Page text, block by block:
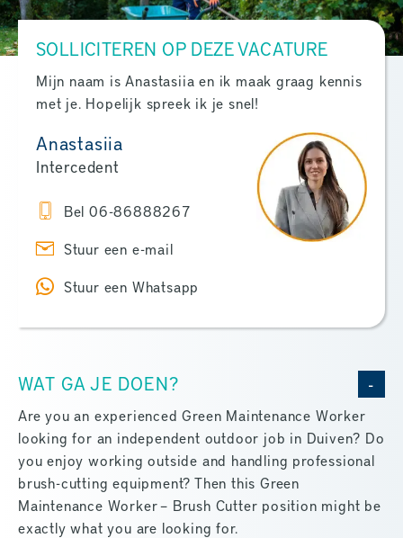
SOLLICITEREN OP DEZE VACATURE
Mijn naam is Anastasiia en ik maak graag kennis
met je. Hopelijk spreek ik je snel!
Anastasiia
Intercedent
Bel 06-86888267
Stuur een e-mail
Stuur een Whatsapp
WAT GA JE DOEN?
Are you an experienced Green Maintenance Worker
looking for an independent outdoor job in Duiven? Do
you enjoy working outside and handling professional
brush-cutting equipment? Then this Green
Maintenance Worker – Brush Cutter position might be
exactly what you are looking for.